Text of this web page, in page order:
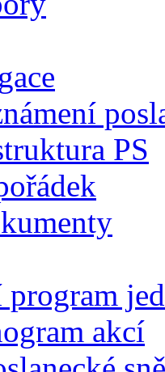
PS
akcí